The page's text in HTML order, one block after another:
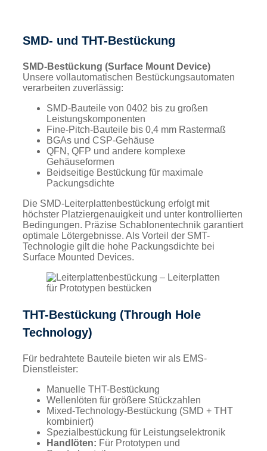
SMD- und THT-Bestückung
SMD-Bestückung (Surface Mount Device)
Unsere vollautomatischen Bestückungsautomaten
verarbeiten zuverlässig:
SMD-Bauteile von 0402 bis zu großen
Leistungskomponenten
Fine-Pitch-Bauteile bis 0,4 mm Rastermaß
BGAs und CSP-Gehäuse
QFN, QFP und andere komplexe
Gehäuseformen
Beidseitige Bestückung für maximale
Packungsdichte
Die SMD-Leiterplattenbestückung erfolgt mit
höchster Platziergenauigkeit und unter kontrollierten
Bedingungen. Präzise Schablonentechnik garantiert
optimale Lötergebnisse. Als Vorteil der SMT-
Technologie gilt die hohe Packungsdichte bei
Surface Mounted Devices.
THT-Bestückung (Through Hole
Technology)
Für bedrahtete Bauteile bieten wir als EMS-
Dienstleister:
Manuelle THT-Bestückung
Wellenlöten für größere Stückzahlen
Mixed-Technology-Bestückung (SMD + THT
kombiniert)
Spezialbestückung für Leistungselektronik
Handlöten: Für Prototypen und